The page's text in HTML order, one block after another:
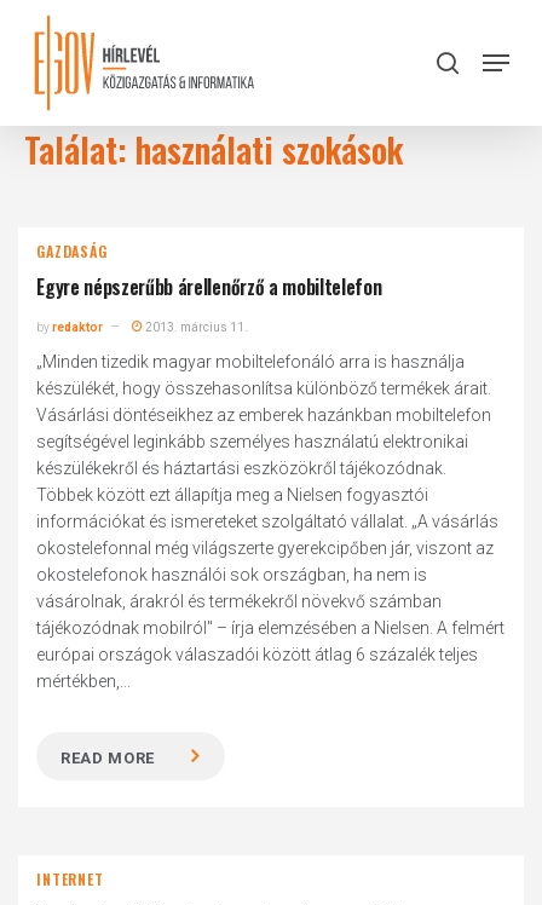
content
search
Menu
Találat: használati szokások
GAZDASÁG
Egyre népszerűbb árellenőrző a mobiltelefon
byredaktor 2013. március 11.
„Minden tizedik magyar mobiltelefonáló arra is használja
készülékét, hogy összehasonlítsa különböző termékek árait.
Vásárlási döntéseikhez az emberek hazánkban mobiltelefon
segítségével leginkább személyes használatú elektronikai
készülékekről és háztartási eszközökről tájékozódnak.
Többek között ezt állapítja meg a Nielsen fogyasztói
információkat és ismereteket szolgáltató vállalat. „A vásárlás
okostelefonnal még világszerte gyerekcipőben jár, viszont az
okostelefonok használói sok országban, ha nem is
vásárolnak, árakról és termékekről növekvő számban
tájékozódnak mobilról" – írja elemzésében a Nielsen. A felmért
európai országok válaszadói között átlag 6 százalék teljes
mértékben,...
READ MORE
INTERNET
Close